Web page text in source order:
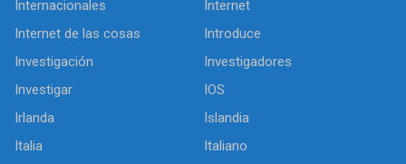
Internacionales
Internet
Internet de las cosas
Introduce
Investigación
Investigadores
Investigar
IOS
Irlanda
Islandia
Italia
Italiano